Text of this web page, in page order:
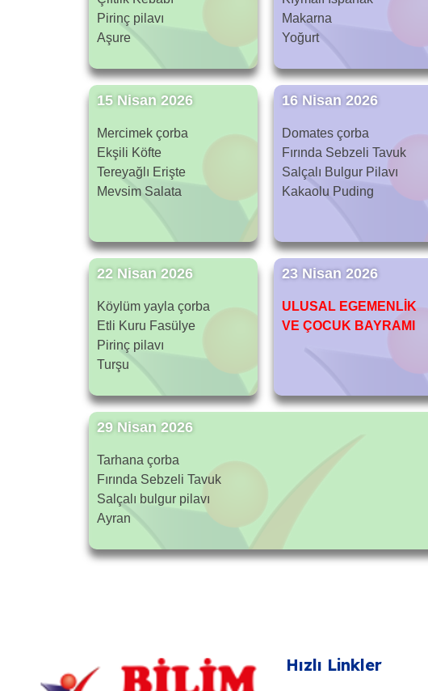
Pirinç pilavı
Aşure
Makarna
Yoğurt
15 Nisan 2026
Mercimek çorba
Ekşili Köfte
Tereyağlı Erişte
Mevsim Salata
16 Nisan 2026
Domates çorba
Fırında Sebzeli Tavuk
Salçalı Bulgur Pilavı
Kakaolu Puding
22 Nisan 2026
Köylüm yayla çorba
Etli Kuru Fasülye
Pirinç pilavı
Turşu
23 Nisan 2026
ULUSAL EGEMENLİK
VE ÇOCUK BAYRAMI
29 Nisan 2026
Tarhana çorba
Fırında Sebzeli Tavuk
Salçalı bulgur pilavı
Ayran
Hızlı Linkler